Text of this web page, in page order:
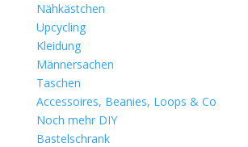
Nähkästchen
Upcycling
Kleidung
Männersachen
Taschen
Accessoires, Beanies, Loops & Co
Noch mehr DIY
Bastelschrank